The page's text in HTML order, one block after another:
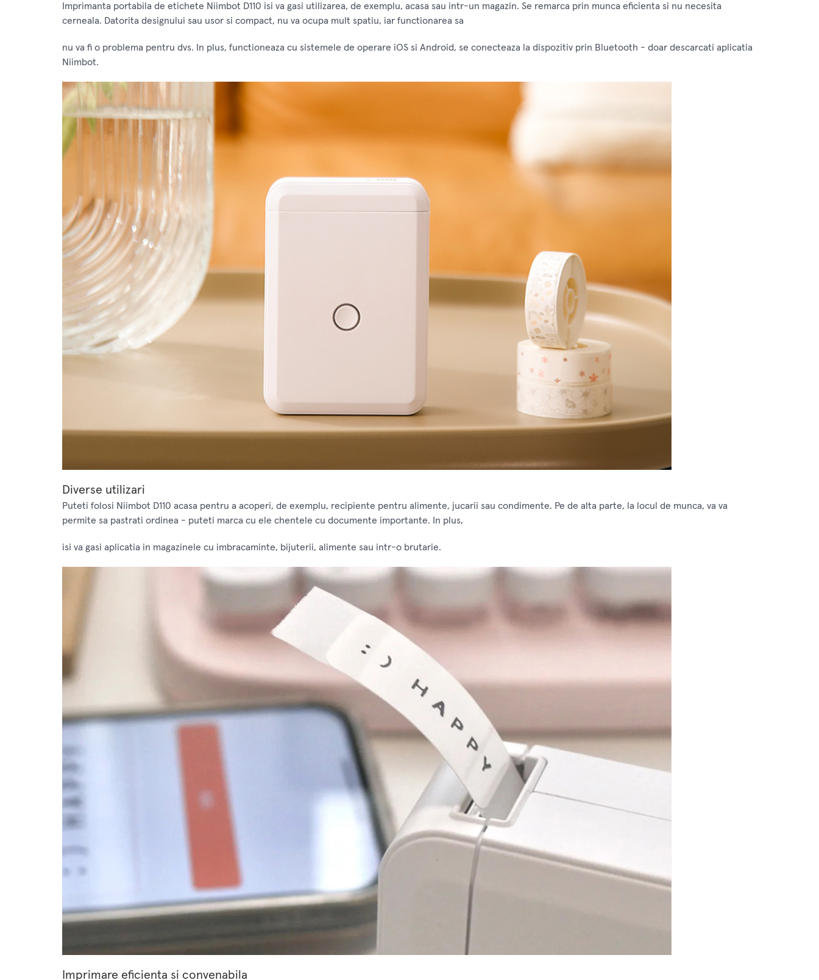
Imprimanta portabila de etichete Niimbot D110 isi va gasi utilizarea, de exemplu, acasa sau intr-un magazin. Se remarca prin munca eficienta si nu necesita
cerneala. Datorita designului sau usor si compact, nu va ocupa mult spatiu, iar functionarea sa
nu va fi o problema pentru dvs. In plus, functioneaza cu sistemele de operare iOS si Android, se conecteaza la dispozitiv prin Bluetooth - doar descarcati aplicatia
Niimbot.
Diverse utilizari
Puteti folosi Niimbot D110 acasa pentru a acoperi, de exemplu, recipiente pentru alimente, jucarii sau condimente. Pe de alta parte, la locul de munca, va va
permite sa pastrati ordinea - puteti marca cu ele chentele cu documente importante. In plus,
isi va gasi aplicatia in magazinele cu imbracaminte, bijuterii, alimente sau intr-o brutarie.
Imprimare eficienta si convenabila